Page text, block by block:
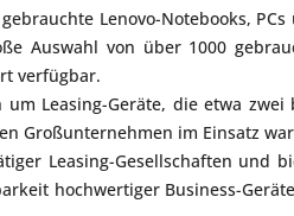
Lenovo-Notebooks, PCs
Auswahl von über 1000
verfügbar.
Leasing-Geräte, die etwa zwei
Großunternehmen im Einsatz
Leasing-Gesellschaften und
hochwertiger Business-